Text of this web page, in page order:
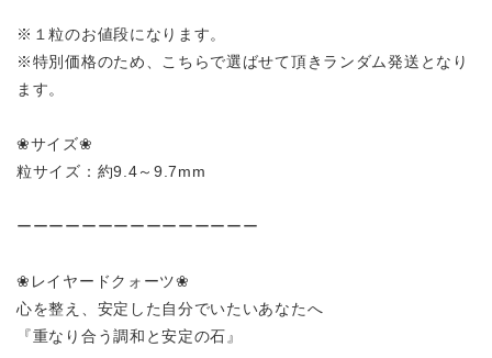
※１粒のお値段になります。
※特別価格のため、こちらで選ばせて頂きランダム発送となり
ます。
❀サイズ❀
粒サイズ：約9.4～9.7mm
ーーーーーーーーーーーーーーー
❀レイヤードクォーツ❀
心を整え、安定した自分でいたいあなたへ
『重なり合う調和と安定の石』